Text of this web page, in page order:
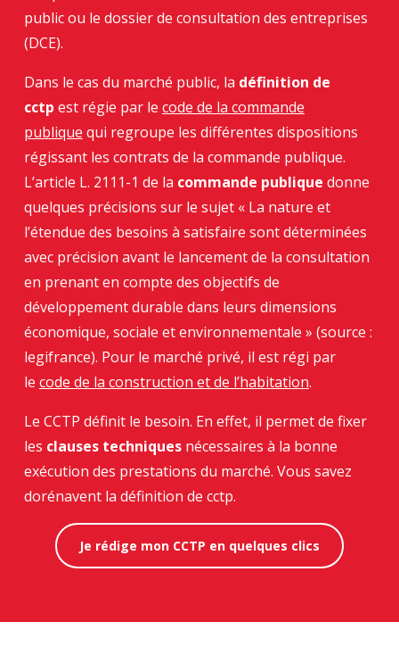
public ou le dossier de consultation des entreprises
(DCE).
Dans le cas du marché public, la définition de
cctp est régie par le code de la commande
publique qui regroupe les différentes dispositions
régissant les contrats de la commande publique.
L’article L. 2111-1 de la commande publique donne
quelques précisions sur le sujet « La nature et
l’étendue des besoins à satisfaire sont déterminées
avec précision avant le lancement de la consultation
en prenant en compte des objectifs de
développement durable dans leurs dimensions
économique, sociale et environnementale » (source :
legifrance). Pour le marché privé, il est régi par
le code de la construction et de l’habitation.
Le CCTP définit le besoin. En effet, il permet de fixer
les clauses techniquesnécessaires à la bonne
exécution des prestations du marché. Vous savez
dorénavent la définition de cctp.
Je rédige mon CCTP en quelques clics